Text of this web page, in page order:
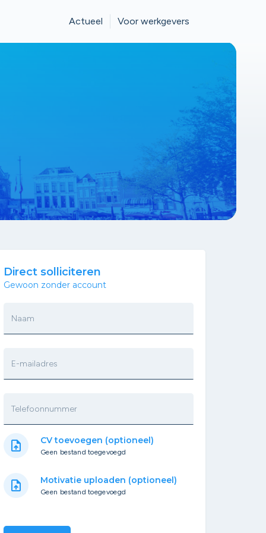
Actueel Voor werkgevers
Direct solliciteren
Gewoon zonder account
Naam
E-mailadres
Telefoonnummer
upload_file CV toevoegen (optioneel)
Geen bestand toegevoegd
upload_file Motivatie uploaden (optioneel)
Geen bestand toegevoegd